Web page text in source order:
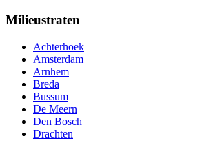
Milieustraten
Achterhoek
Amsterdam
Arnhem
Breda
Bussum
De Meern
Den Bosch
Drachten